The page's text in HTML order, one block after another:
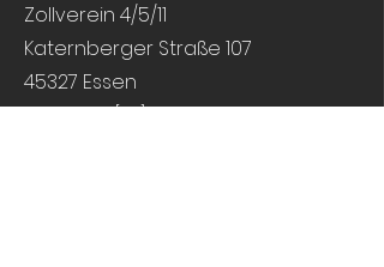
Zollverein 4/5/11
Katernberger Straße 107
45327 Essen
redaktion[at]schacht11.de